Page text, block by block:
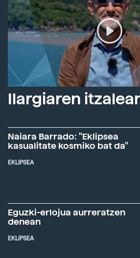
Ilargiaren
Naiara Barrado: "Eklipsea
kasualitate kosmiko bat da"
EKLIPSEA
Eguzki-erlojua aurreratzen
denean
EKLIPSEA